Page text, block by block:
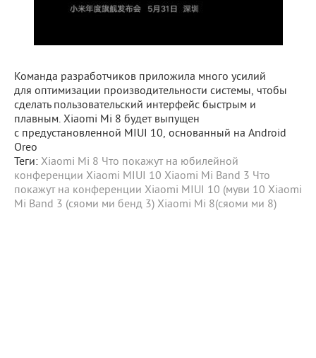
Команда разработчиков приложила много усилий
для оптимизации производительности системы, чтобы
сделать пользовательский интерфейс быстрым и
плавным. Xiaomi Mi 8 будет выпущен
с предустановленной MIUI 10, основанный на Android
Oreo
Теги: Xiaomi Mi 8 Что покажут на юбилейной
конференции Xiaomi MIUI 10 Xiaomi Mi Band 3 Что
покажут на конференции Xiaomi MIUI 10 (муви 10 Xiaomi
Mi Band 3 (сяоми ми бенд 3) Xiaomi Mi 8(сяоми ми 8)